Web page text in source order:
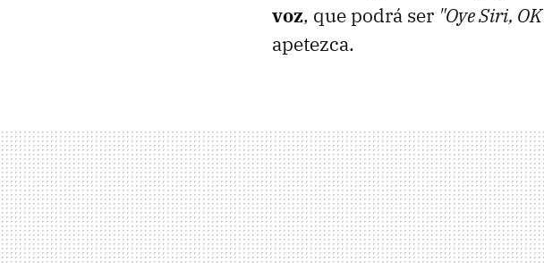
voz, que podrá ser "Oye Siri,
apetezca.